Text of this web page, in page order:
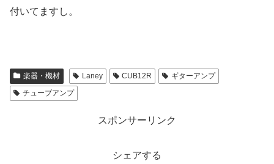
付いてますし。
楽器・機材 Laney CUB12R
ギターアンプ
チューブアンプ
スポンサーリンク
シェアする